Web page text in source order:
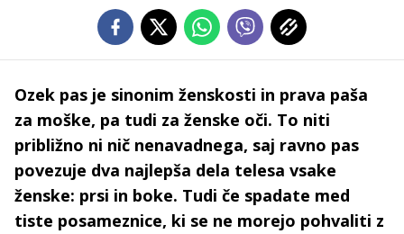
Ozek pas je sinonim ženskosti in prava paša
za moške, pa tudi za ženske oči. To niti
približno ni nič nenavadnega, saj ravno pas
povezuje dva najlepša dela telesa vsake
ženske: prsi in boke. Tudi če spadate med
tiste posameznice, ki se ne morejo pohvaliti z